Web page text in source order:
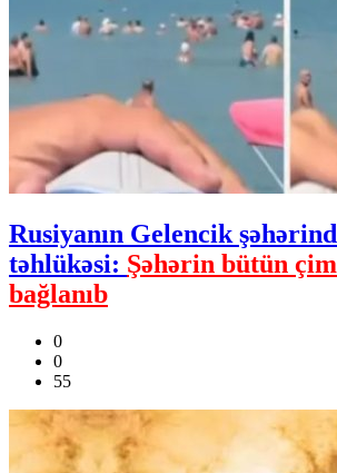
Rusiyanın Gelencik
təhlükəsi: Şəhərin bütün
bağlanıb
0
0
55